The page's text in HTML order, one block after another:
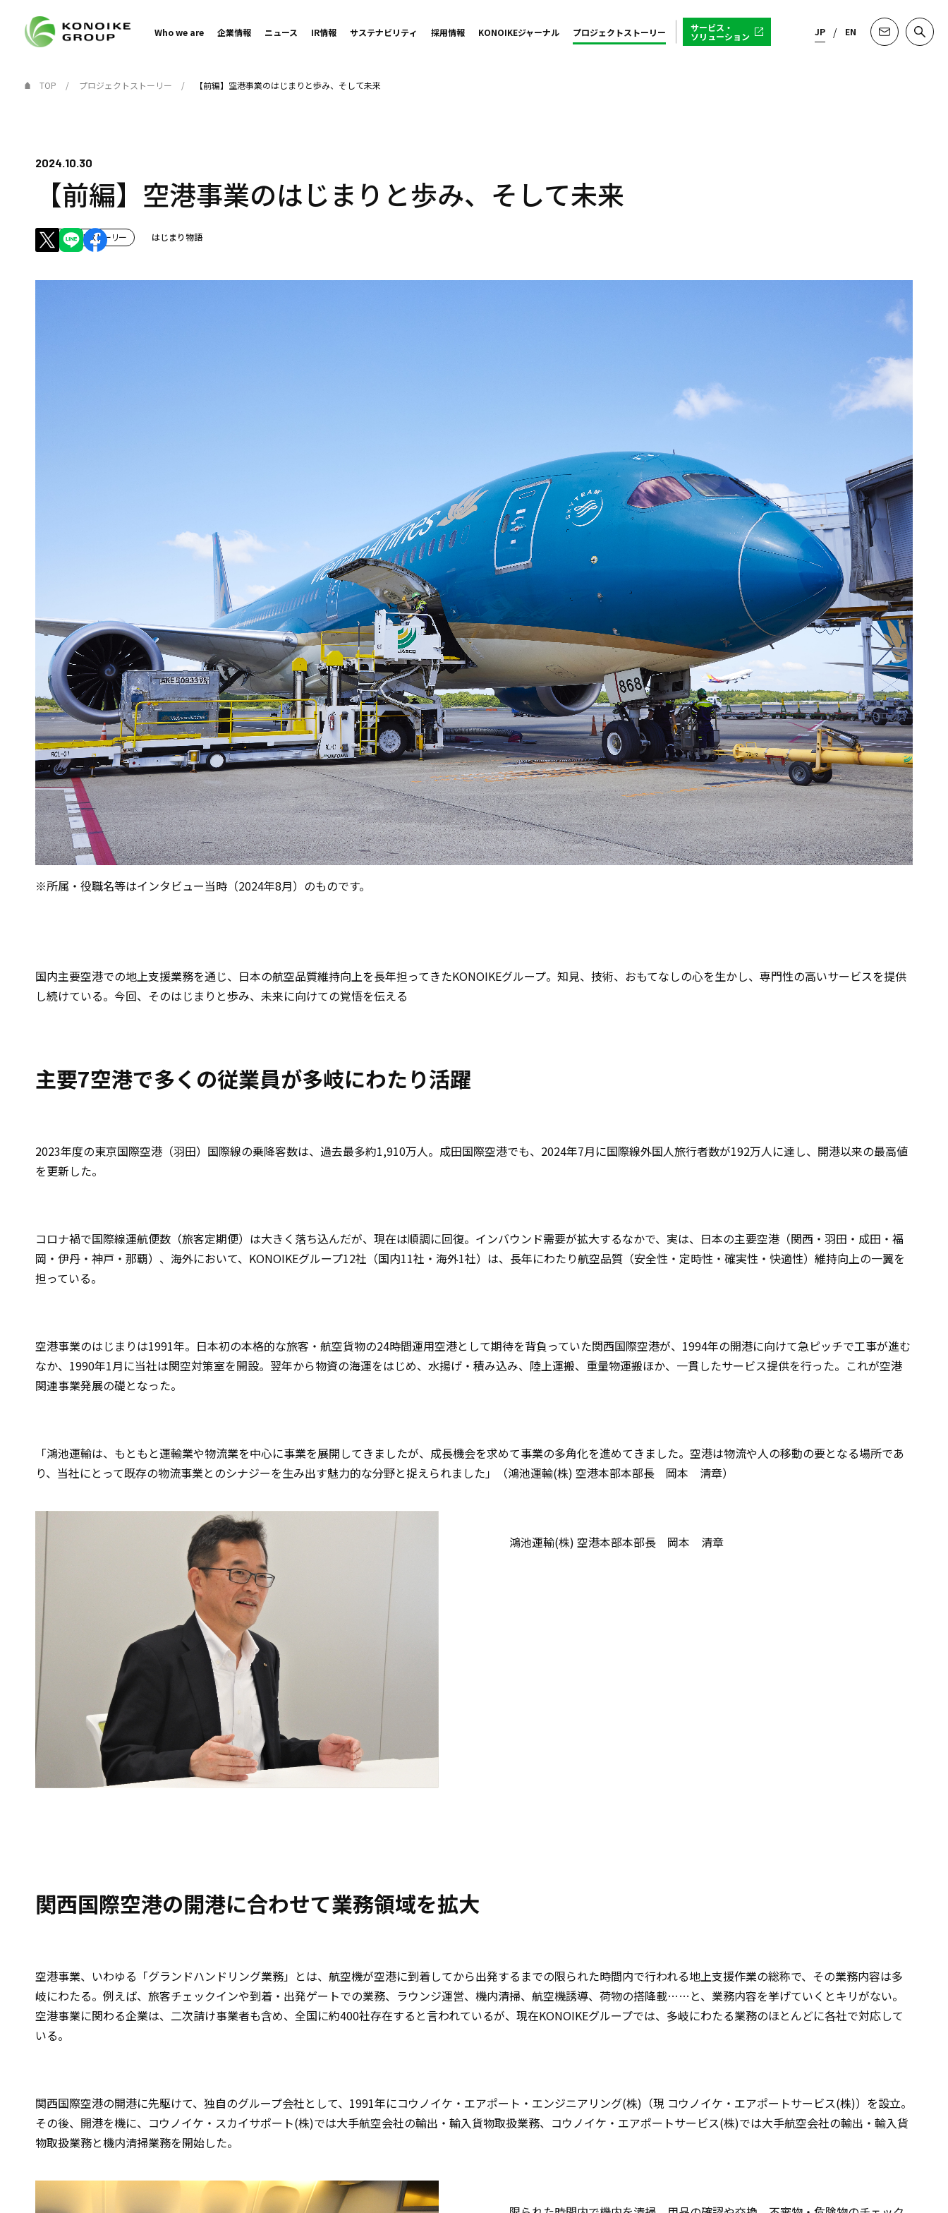
Who we are 企業情報 ニュース IR情報 サステナビリティ 採用情報 KONOIKEジャーナル プロジェクトストーリー サービス・
ソリューション JP EN
TOP プロジェクトストーリー 【前編】空港事業のはじまりと歩み、そして未来
2024.10.30
【前編】空港事業のはじまりと歩み、そして未来
プロジェクトストーリー はじまり物語
※所属・役職名等はインタビュー当時（2024年8月）のものです。
国内主要空港での地上支援業務を通じ、日本の航空品質維持向上を長年担ってきたKONOIKEグループ。知見、技術、おもてなしの心を生かし、専門性の高いサービスを提供
し続けている。今回、そのはじまりと歩み、未来に向けての覚悟を伝える――
主要7空港で多くの従業員が多岐にわたり活躍
2023年度の東京国際空港（羽田）国際線の乗降客数は、過去最多約1,910万人。成田国際空港でも、2024年7月に国際線外国人旅行者数が192万人に達し、開港以来の最高値
を更新した。
コロナ禍で国際線運航便数（旅客定期便）は大きく落ち込んだが、現在は順調に回復。インバウンド需要が拡大するなかで、実は、日本の主要空港（関西・羽田・成田・福
岡・伊丹・神戸・那覇）、海外において、KONOIKEグループ12社（国内11社・海外1社）は、長年にわたり航空品質（安全性・定時性・確実性・快適性）維持向上の一翼を
担っている。
空港事業のはじまりは1991年――。日本初の本格的な旅客・航空貨物の24時間運用空港として期待を背負っていた関西国際空港が、1994年の開港に向けて急ピッチで工事が進む
なか、1990年1月に当社は関空対策室を開設。翌年から物資の海運をはじめ、水揚げ・積み込み、陸上運搬、重量物運搬ほか、一貫したサービス提供を行った。これが空港
関連事業発展の礎となった。
「鴻池運輸は、もともと運輸業や物流業を中心に事業を展開してきましたが、成長機会を求めて事業の多角化を進めてきました。空港は物流や人の移動の要となる場所であ
り、当社にとって既存の物流事業とのシナジーを生み出す魅力的な分野と捉えられました」（鴻池運輸(株) 空港本部本部長 岡本 清章）
鴻池運輸(株) 空港本部本部長 岡本 清章
関西国際空港の開港に合わせて業務領域を拡大
空港事業、いわゆる「グランドハンドリング業務」とは、航空機が空港に到着してから出発するまでの限られた時間内で行われる地上支援作業の総称で、その業務内容は多
岐にわたる。例えば、旅客チェックインや到着・出発ゲートでの業務、ラウンジ運営、機内清掃、航空機誘導、荷物の搭降載……と、業務内容を挙げていくとキリがない。
空港事業に関わる企業は、二次請け事業者も含め、全国に約400社存在すると言われているが、現在KONOIKEグループでは、多岐にわたる業務のほとんどに各社で対応して
いる。
関西国際空港の開港に先駆けて、独自のグループ会社として、1991年にコウノイケ・エアポート・エンジニアリング(株)（現 コウノイケ・エアポートサービス(株)）を設立。
その後、開港を機に、コウノイケ・スカイサポート(株)では大手航空会社の輸出・輸入貨物取扱業務、コウノイケ・エアポートサービス(株)では大手航空会社の輸出・輸入貨
物取扱業務と機内清掃業務を開始した。